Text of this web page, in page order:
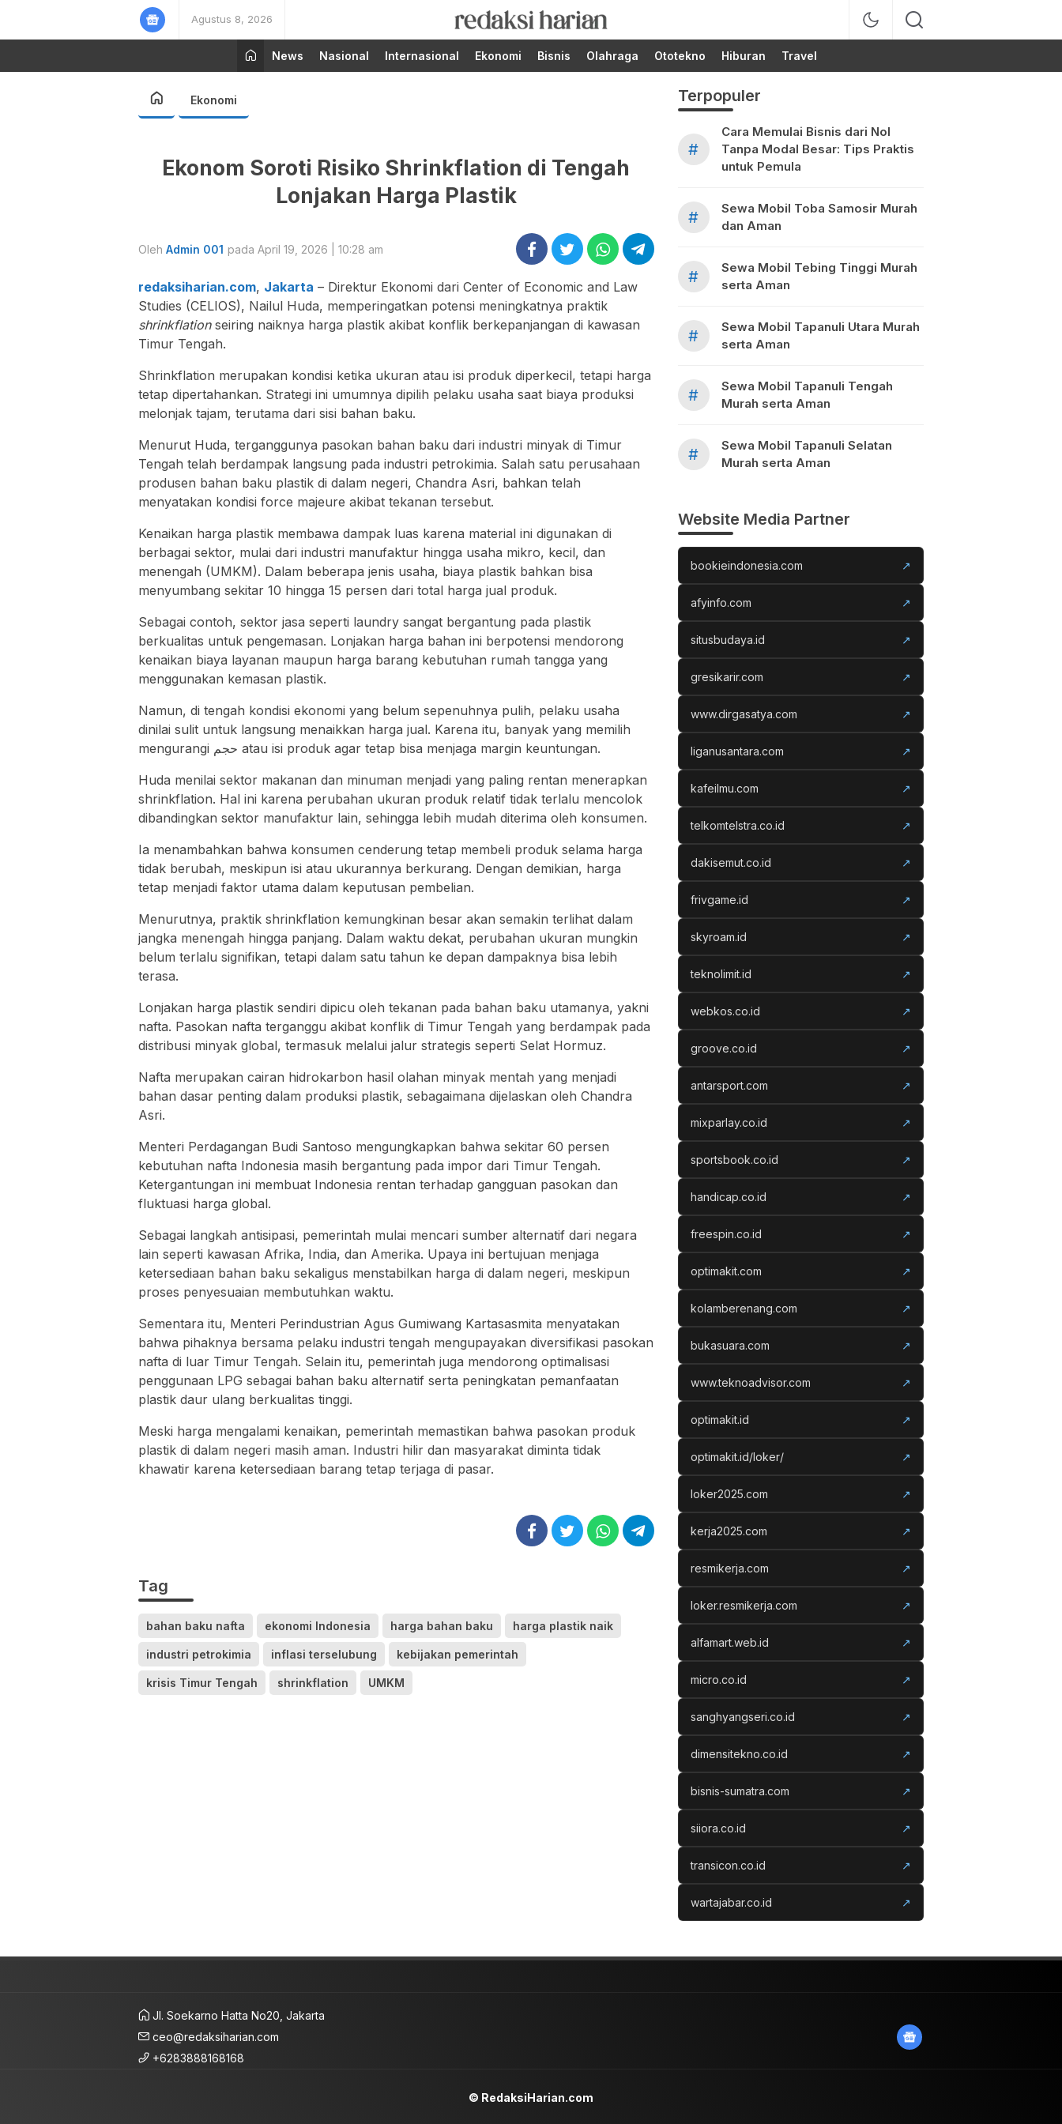
Agustus 8, 2026
RedaksiHarian.com
Berita Terupdate dari
Redaksi Harian!
News
Nasional Internasional Ekonomi Bisnis Olahraga Ototekno Hiburan Travel
Ekonomi
Ekonom Soroti Risiko Shrinkflation di Tengah
Lonjakan Harga Plastik
Oleh Admin 001 pada April 19, 2026 | 10:28 am
redaksiharian.com, Jakarta – Direktur Ekonomi dari Center of Economic and Law
Studies (CELIOS), Nailul Huda, memperingatkan potensi meningkatnya praktik
shrinkflationseiring naiknya harga plastik akibat konflik berkepanjangan di kawasan
Timur Tengah.
Shrinkflation merupakan kondisi ketika ukuran atau isi produk diperkecil, tetapi harga
tetap dipertahankan. Strategi ini umumnya dipilih pelaku usaha saat biaya produksi
melonjak tajam, terutama dari sisi bahan baku.
Menurut Huda, terganggunya pasokan bahan baku dari industri minyak di Timur
Tengah telah berdampak langsung pada industri petrokimia. Salah satu perusahaan
produsen bahan baku plastik di dalam negeri, Chandra Asri, bahkan telah
menyatakan kondisi force majeure akibat tekanan tersebut.
Kenaikan harga plastik membawa dampak luas karena material ini digunakan di
berbagai sektor, mulai dari industri manufaktur hingga usaha mikro, kecil, dan
menengah (UMKM). Dalam beberapa jenis usaha, biaya plastik bahkan bisa
menyumbang sekitar 10 hingga 15 persen dari total harga jual produk.
Sebagai contoh, sektor jasa seperti laundry sangat bergantung pada plastik
berkualitas untuk pengemasan. Lonjakan harga bahan ini berpotensi mendorong
kenaikan biaya layanan maupun harga barang kebutuhan rumah tangga yang
menggunakan kemasan plastik.
Namun, di tengah kondisi ekonomi yang belum sepenuhnya pulih, pelaku usaha
dinilai sulit untuk langsung menaikkan harga jual. Karena itu, banyak yang memilih
mengurangi حجم atau isi produk agar tetap bisa menjaga margin keuntungan.
Huda menilai sektor makanan dan minuman menjadi yang paling rentan menerapkan
shrinkflation. Hal ini karena perubahan ukuran produk relatif tidak terlalu mencolok
dibandingkan sektor manufaktur lain, sehingga lebih mudah diterima oleh konsumen.
Ia menambahkan bahwa konsumen cenderung tetap membeli produk selama harga
tidak berubah, meskipun isi atau ukurannya berkurang. Dengan demikian, harga
tetap menjadi faktor utama dalam keputusan pembelian.
Menurutnya, praktik shrinkflation kemungkinan besar akan semakin terlihat dalam
jangka menengah hingga panjang. Dalam waktu dekat, perubahan ukuran mungkin
belum terlalu signifikan, tetapi dalam satu tahun ke depan dampaknya bisa lebih
terasa.
Lonjakan harga plastik sendiri dipicu oleh tekanan pada bahan baku utamanya, yakni
nafta. Pasokan nafta terganggu akibat konflik di Timur Tengah yang berdampak pada
distribusi minyak global, termasuk melalui jalur strategis seperti Selat Hormuz.
Nafta merupakan cairan hidrokarbon hasil olahan minyak mentah yang menjadi
bahan dasar penting dalam produksi plastik, sebagaimana dijelaskan oleh Chandra
Asri.
Menteri Perdagangan Budi Santoso mengungkapkan bahwa sekitar 60 persen
kebutuhan nafta Indonesia masih bergantung pada impor dari Timur Tengah.
Ketergantungan ini membuat Indonesia rentan terhadap gangguan pasokan dan
fluktuasi harga global.
Sebagai langkah antisipasi, pemerintah mulai mencari sumber alternatif dari negara
lain seperti kawasan Afrika, India, dan Amerika. Upaya ini bertujuan menjaga
ketersediaan bahan baku sekaligus menstabilkan harga di dalam negeri, meskipun
proses penyesuaian membutuhkan waktu.
Sementara itu, Menteri Perindustrian Agus Gumiwang Kartasasmita menyatakan
bahwa pihaknya bersama pelaku industri tengah mengupayakan diversifikasi pasokan
nafta di luar Timur Tengah. Selain itu, pemerintah juga mendorong optimalisasi
penggunaan LPG sebagai bahan baku alternatif serta peningkatan pemanfaatan
plastik daur ulang berkualitas tinggi.
Meski harga mengalami kenaikan, pemerintah memastikan bahwa pasokan produk
plastik di dalam negeri masih aman. Industri hilir dan masyarakat diminta tidak
khawatir karena ketersediaan barang tetap terjaga di pasar.
Tag
bahan baku nafta ekonomi Indonesia harga bahan baku harga plastik naik
industri petrokimia inflasi terselubung kebijakan pemerintah
krisis Timur Tengah shrinkflation UMKM
Terpopuler
#
Cara Memulai Bisnis dari Nol
Tanpa Modal Besar: Tips Praktis
untuk Pemula
#
Sewa Mobil Toba Samosir Murah
dan Aman
#
Sewa Mobil Tebing Tinggi Murah
serta Aman
#
Sewa Mobil Tapanuli Utara Murah
serta Aman
#
Sewa Mobil Tapanuli Tengah
Murah serta Aman
#
Sewa Mobil Tapanuli Selatan
Murah serta Aman
Website Media Partner
bookieindonesia.com ↗
afyinfo.com ↗
situsbudaya.id ↗
gresikarir.com ↗
www.dirgasatya.com ↗
liganusantara.com ↗
kafeilmu.com ↗
telkomtelstra.co.id ↗
dakisemut.co.id ↗
frivgame.id ↗
skyroam.id ↗
teknolimit.id ↗
webkos.co.id ↗
groove.co.id ↗
antarsport.com ↗
mixparlay.co.id ↗
sportsbook.co.id ↗
handicap.co.id ↗
freespin.co.id ↗
optimakit.com ↗
kolamberenang.com ↗
bukasuara.com ↗
www.teknoadvisor.com ↗
optimakit.id ↗
optimakit.id/loker/ ↗
loker2025.com ↗
kerja2025.com ↗
resmikerja.com ↗
loker.resmikerja.com ↗
alfamart.web.id ↗
micro.co.id ↗
sanghyangseri.co.id ↗
dimensitekno.co.id ↗
bisnis-sumatra.com ↗
siiora.co.id ↗
transicon.co.id ↗
wartajabar.co.id ↗
Jl. Soekarno Hatta No20, Jakarta
ceo@redaksiharian.com
+6283888168168
© RedaksiHarian.com